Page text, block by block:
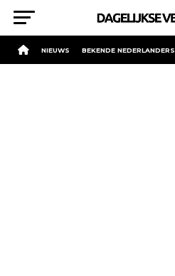
NIEUWS BEKENDE NEDERLANDERS